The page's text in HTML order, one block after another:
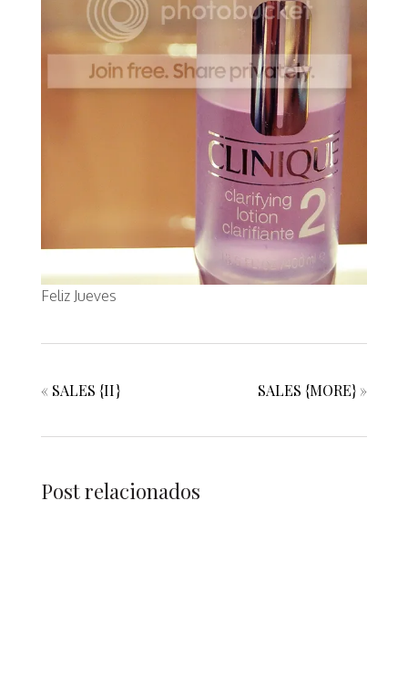
Feliz Jueves
« SALES {II} SALES {MORE} »
Post relacionados